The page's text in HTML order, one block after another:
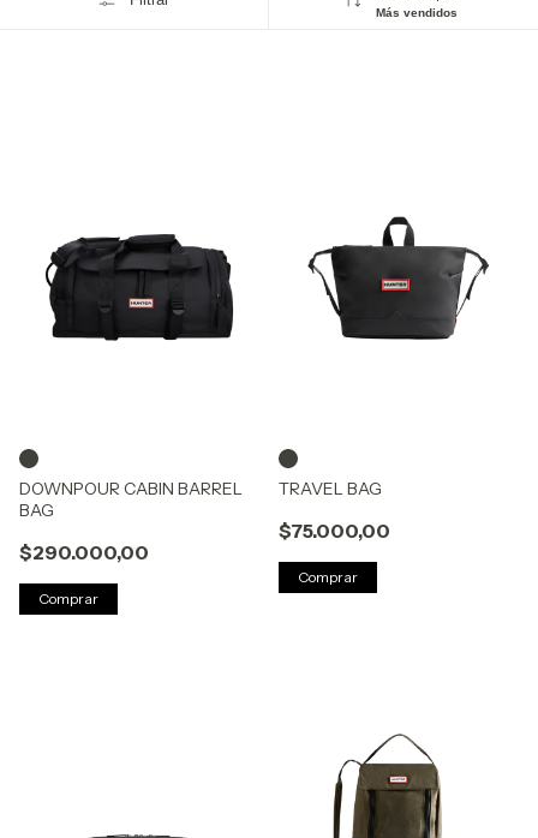
Más vendidos
DOWNPOUR CABIN BARREL
BAG
$290.000,00
Comprar
TRAVEL BAG
$75.000,00
Comprar